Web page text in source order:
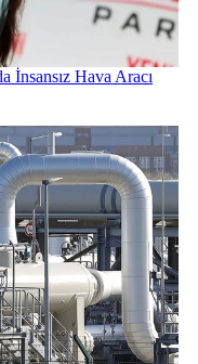
İnsansız Hava Aracı